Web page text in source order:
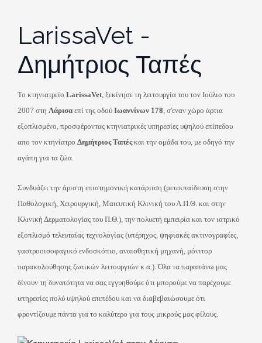
LarissaVet -
Δημήτριος Ταπές
Το κτηνιατρείο LarissaVet, ξεκίνησε τη λειτουργία του τον Ιούλιο του
2007 στη Λάρισα επί της οδού Ιωαννίνων 178, σ'εναν χώρο άρτια
εξοπλισμένο, προσφέροντας κτηνιατρικές υπηρεσίες υψηλού επίπεδου
απο τον κτηνίατρο Δημήτριος Ταπέςκαι την ομάδα του, με οδηγό την
αγάπη για τα ζώα.
Συνδυάζει την άριστη επιστημονική κατάρτιση (μετεκπαίδευση στην
Παθολογική, Χειρουργική, Μαιευτική Κλινική του Α.Π.Θ. και στην
Κλινική Δερματολογίας του Π.Θ.), την πολυετή εμπειρία και τον ιατρικό
εξοπλισμό τελευταίας τεχνολογίας (υπέρηχος, ψηφιακές ακτινογραφίες,
γαστροοισοφαγικό ενδοσκόπιο, αναισθητική μηχανή, μόνιτορ
παρακολούθησης ζωτικών λειτουργιών κ.α.). Όλα τα παραπάνω μας
δίνουν τη δυνατότητα να σας εγγυηθούμε ότι μπορούμε να παρέχουμε
υπηρεσίες πολύ υψηλού επιπέδου και να διαβεβαιώσουμε ότι
φροντίζουμε πάντα για το καλύτερο για τους μικρούς μας φίλους.